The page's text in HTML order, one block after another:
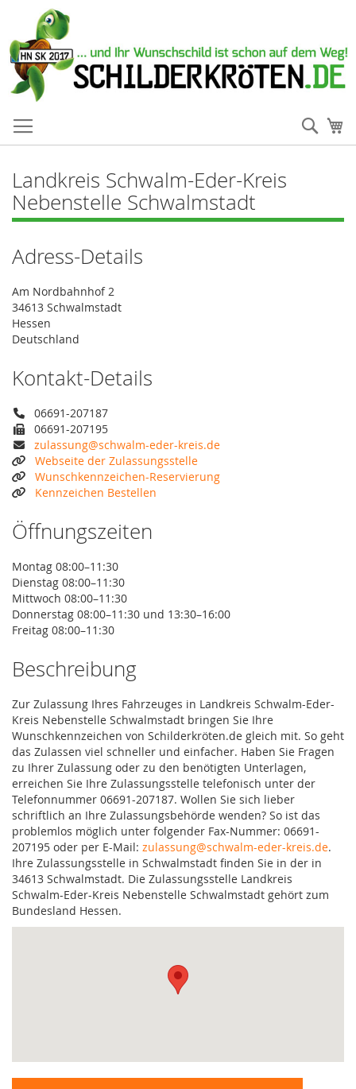
Landkreis Schwalm-Eder-Kreis
Nebenstelle Schwalmstadt
Adress-Details
Am Nordbahnhof 2
34613 Schwalmstadt
Hessen
Deutschland
Kontakt-Details
06691-207187
06691-207195
zulassung@schwalm-eder-kreis.de
Webseite der Zulassungsstelle
Wunschkennzeichen-Reservierung
Kennzeichen Bestellen
Öffnungszeiten
Montag 08:00–11:30
Dienstag 08:00–11:30
Mittwoch 08:00–11:30
Donnerstag 08:00–11:30 und 13:30–16:00
Freitag 08:00–11:30
Beschreibung
Zur Zulassung Ihres Fahrzeuges in Landkreis Schwalm-Eder-
Kreis Nebenstelle Schwalmstadt bringen Sie Ihre
Wunschkennzeichen von Schilderkröten.de gleich mit. So geht
das Zulassen viel schneller und einfacher. Haben Sie Fragen
zu Ihrer Zulassung oder zu den benötigten Unterlagen,
erreichen Sie Ihre Zulassungsstelle telefonisch unter der
Telefonnummer 06691-207187. Wollen Sie sich lieber
schriftlich an Ihre Zulassungsbehörde wenden? So ist das
problemlos möglich unter folgender Fax-Nummer: 06691-
207195 oder per E-Mail: zulassung@schwalm-eder-kreis.de.
Ihre Zulassungsstelle in Schwalmstadt finden Sie in der in
34613 Schwalmstadt. Die Zulassungsstelle Landkreis
Schwalm-Eder-Kreis Nebenstelle Schwalmstadt gehört zum
Bundesland Hessen.